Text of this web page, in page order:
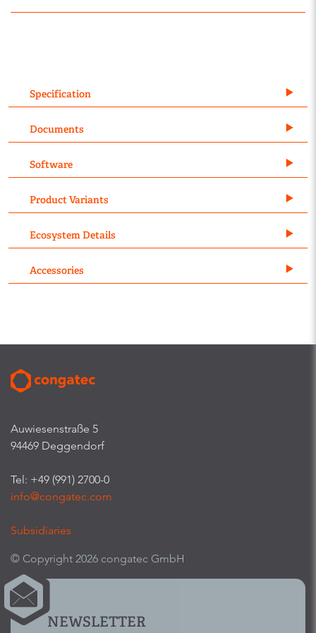
Specification
Documents
Software
Product Variants
Ecosystem Details
Accessories
Auwiesenstraße 5
94469 Deggendorf
Tel: +49 (991) 2700-0
info@congatec.com
Subsidiaries
© Copyright 2026 congatec GmbH
NEWSLETTER